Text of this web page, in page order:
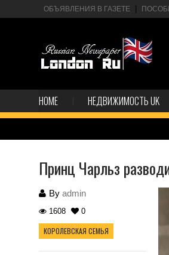
ОБЪЯВЛЕНИЯ В ГАЗЕТЕ
HOME НЕДВИЖИМОСТЬ UK
Принц Чарльз
By admin
1608 0
КОРОЛЕВСКАЯ СЕМЬЯ